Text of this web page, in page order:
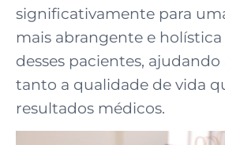
significativamente para
mais abrangente e
desses pacientes,
tanto a qualidade de vida
resultados médicos.